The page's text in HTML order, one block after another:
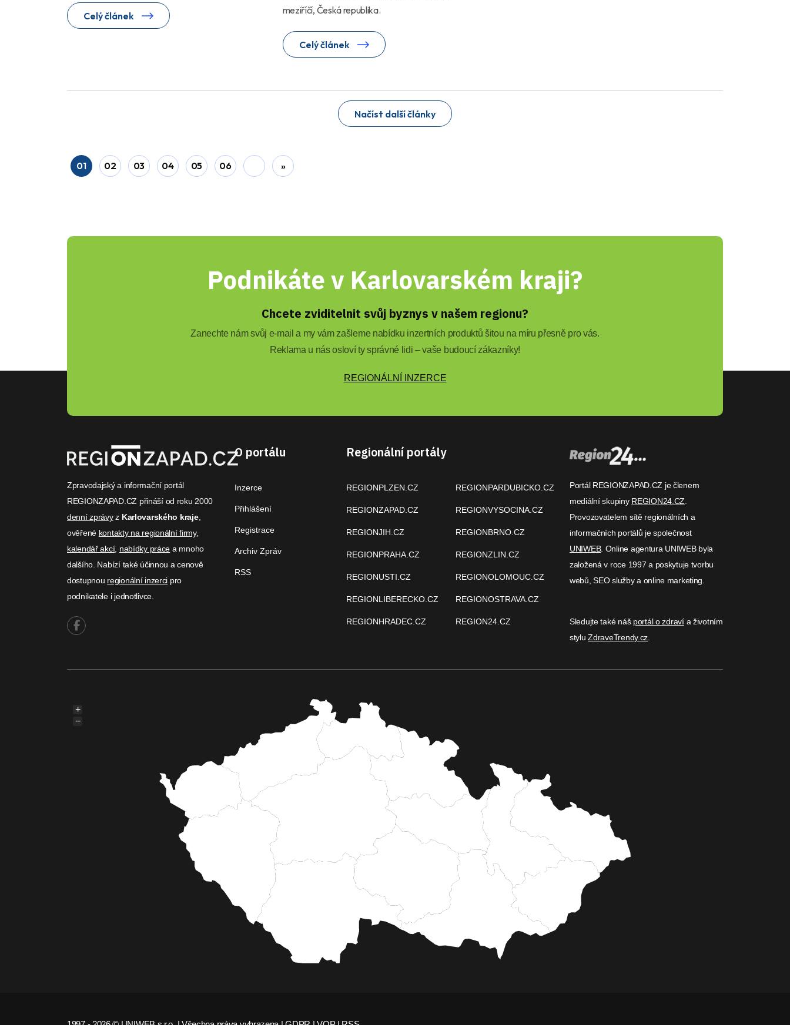
Celý článek
meziříčí, Česká republika.
Celý článek
Načíst další články
01 02 03 04 05 06 »
Podnikáte v Karlovarském kraji?
Chcete zviditelnit svůj byznys v našem regionu?
Zanechte nám svůj e-mail a my vám zašleme nabídku inzertních produktů šitou na míru přesně pro vás.
Reklama u nás osloví ty správné lidi – vaše budoucí zákazníky!
REGIONÁLNÍ INZERCE
Zpravodajský a informační portál
REGIONZAPAD.CZ přináší od roku 2000
denní zprávyz Karlovarského kraje,
ověřené kontakty na regionální firmy,
kalendář akcí, nabídky práce a mnoho
dalšího. Nabízí také účinnou a cenově
dostupnou regionální inzerci pro
podnikatele i jednotlivce.
O portálu
Inzerce
Přihlášení
Registrace
Archiv Zpráv
RSS
Regionální portály
REGIONPLZEN.CZ
REGIONZAPAD.CZ
REGIONJIH.CZ
REGIONPRAHA.CZ
REGIONUSTI.CZ
REGIONLIBERECKO.CZ
REGIONHRADEC.CZ
REGIONPARDUBICKO.CZ
REGIONVYSOCINA.CZ
REGIONBRNO.CZ
REGIONZLIN.CZ
REGIONOLOMOUC.CZ
REGIONOSTRAVA.CZ
REGION24.CZ
Portál REGIONZAPAD.CZ je členem
mediální skupiny REGION24.CZ
Provozovatelem sítě regionálních a
informačních portálů je společnost
UNIWEB. Online agentura UNIWEB byla
založená v roce 1997 a poskytuje tvorbu
webů, SEO služby a online marketing.
Sledujte také náš portál o zdravía životním
styluZdraveTrendy.cz
+
−